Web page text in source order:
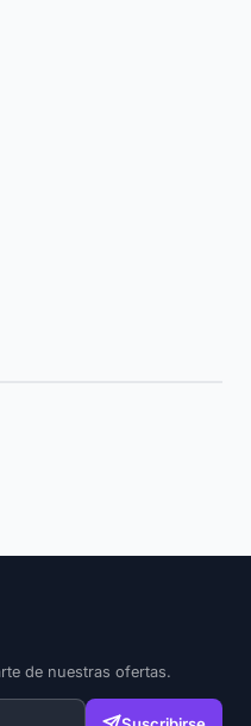
de nuestras ofertas.